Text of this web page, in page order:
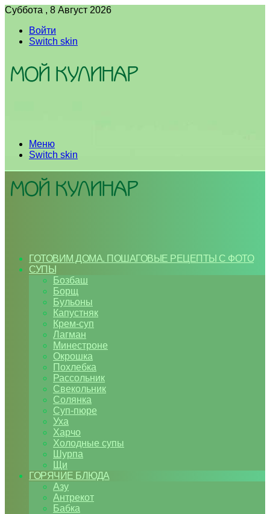
Суббота , 8 Август 2026
Войти
Switch skin
Меню
Switch skin
ГОТОВИМ ДОМА. ПОШАГОВЫЕ РЕЦЕПТЫ С ФОТО
СУПЫ
Бозбаш
Борщ
Бульоны
Капустняк
Крем-суп
Лагман
Минестроне
Окрошка
Похлебка
Рассольник
Свекольник
Солянка
Суп-пюре
Уха
Харчо
Холодные супы
Шурпа
Щи
ГОРЯЧИЕ БЛЮДА
Азу
Антрекот
Бабка